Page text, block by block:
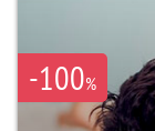
-100%